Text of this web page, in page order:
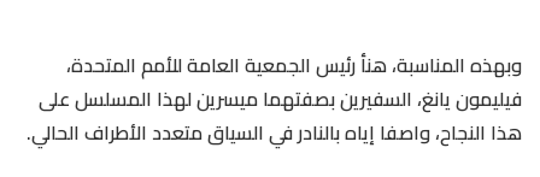
وبهذه المناسبة، هنأ رئيس الجمعية العامة للأمم المتحدة،
فيليمون يانغ، السفيرين بصفتهما ميسرين لهذا المسلسل على
هذا النجاح، واصفا إياه بالنادر في السياق متعدد الأطراف الحالي.